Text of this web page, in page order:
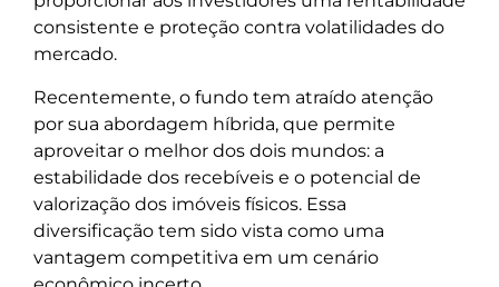
consistente e proteção contra volatilidades do
mercado.
Recentemente, o fundo tem atraído atenção
por sua abordagem híbrida, que permite
aproveitar o melhor dos dois mundos: a
estabilidade dos recebíveis e o potencial de
valorização dos imóveis físicos. Essa
diversificação tem sido vista como uma
vantagem competitiva em um cenário